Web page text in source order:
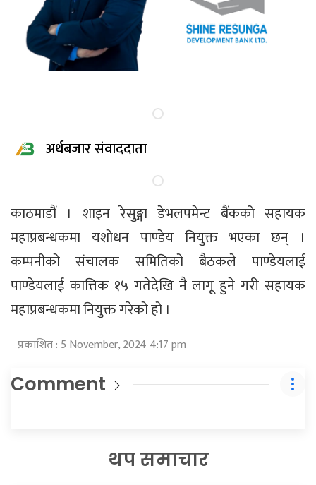
अर्थबजार संवाददाता
काठमाडौं । शाइन रेसुङ्गा डेभलपमेन्ट बैंकको सहायक
महाप्रबन्धकमा यशोधन पाण्डेय नियुक्त भएका छन् ।
कम्पनीको संचालक समितिको बैठकले पाण्डेयलाई
पाण्डेयलाई कात्तिक १५ गतेदेखि नै लागू हुने गरी सहायक
महाप्रबन्धकमा नियुक्त गरेको हो ।
प्रकाशित : 5 November, 2024 4:17 pm
Comment
थप समाचार